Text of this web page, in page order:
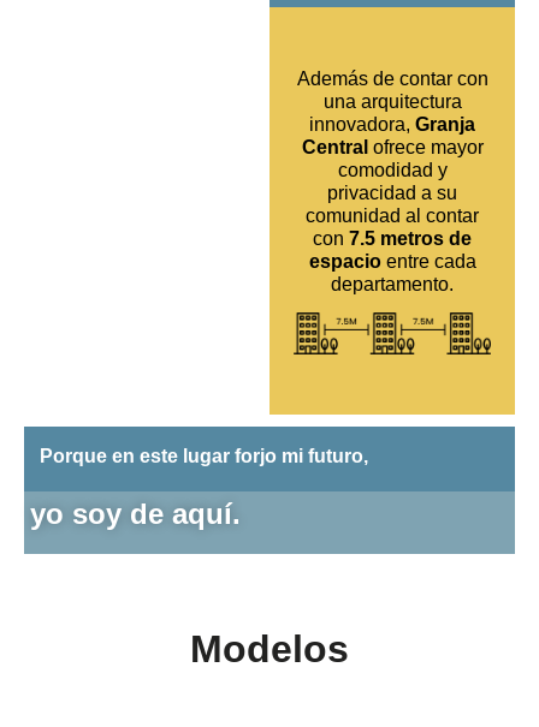
Además de contar con
una arquitectura
innovadora, Granja
Central ofrece mayor
comodidad y
privacidad a su
comunidad al contar
con 7.5 metros de
espacioentre cada
departamento.
Porque en este lugar forjo mi futuro,
yo soy de aquí.
Modelos